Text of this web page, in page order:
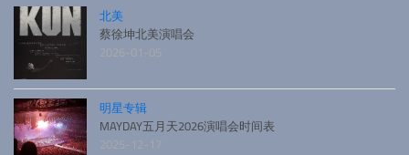
北美
蔡徐坤北美演唱会
2026-01-05
明星专辑
MAYDAY五月天2026演唱会时间表
2025-12-17